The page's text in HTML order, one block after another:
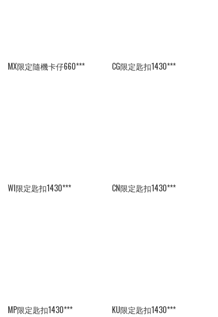
MX限定隨機卡仔660*** CG限定匙扣1430***
WI限定匙扣1430*** CN限定匙扣1430***
MP限定匙扣1430*** KU限定匙扣1430***